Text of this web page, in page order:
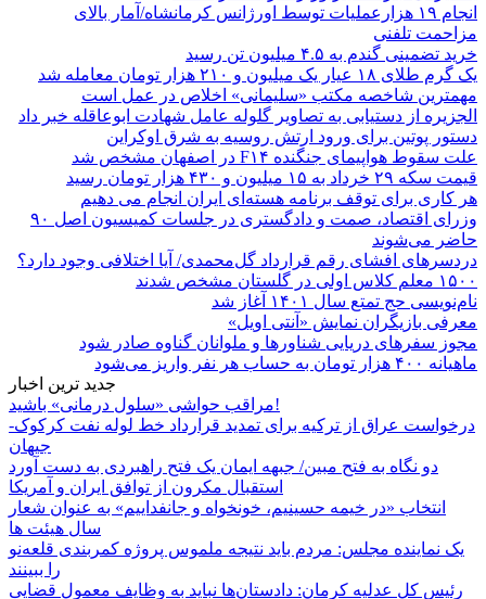
انجام ۱۹ هزارعملیات توسط اورژانس کرمانشاه/آمار بالای
مزاحمت تلفنی
خرید تضمینی گندم به ۴.۵ میلیون تن رسید
یک گرم طلای ۱۸ عیار یک میلیون و ۲۱۰ هزار تومان معامله شد
مهمترین شاخصه مکتب «سلیمانی» اخلاص در عمل است
الجزیره از دستیابی به تصاویر گلوله عامل شهادت ابوعاقله خبر داد
دستور پوتین برای ورود ارتش روسیه به شرق اوکراین
علت سقوط هواپیمای جنگنده F۱۴ در اصفهان مشخص شد
قیمت سکه ۲۹ خرداد به ۱۵ میلیون و ۴۳۰ هزار تومان رسید
هر کاری برای توقف برنامه هسته‌ای ایران انجام می دهیم
وزرای اقتصاد، صمت و دادگستری در جلسات کمیسیون اصل ۹۰
حاضر می‌شوند
دردسرهای افشای رقم قرارداد گل‌محمدی/ آیا اختلافی وجود دارد؟
۱۵۰۰ معلم کلاس اولی در گلستان مشخص شدند
نام‌نویسی حج تمتع سال ۱۴۰۱ آغاز شد
معرفی بازیگران نمایش «آنتی اویل»
مجوز سفرهای دریایی شناورها و ملوانان گناوه صادر شود
ماهیانه ۴۰۰ هزار تومان به حساب هر نفر واریز می‌شود
جدید ترین اخبار
مراقب حواشی «سلول درمانی» باشید!
درخواست عراق از ترکیه برای تمدید قرارداد خط لوله نفت کرکوک-
جیهان
دو نگاه به فتح مبین/ جبهه ایمان یک فتح راهبردی به دست آورد
استقبال مکرون از توافق ایران و آمریکا
انتخاب «در خیمه حسینیم، خونخواه و جانفداییم» به عنوان شعار
سال هیئت ها
یک نماینده مجلس: مردم باید نتیجه ملموس پروژه کمربندی قلعه‌نو
را ببینند
رئیس کل عدلیه کرمان: دادستان‌ها نباید به وظایف معمول قضایی